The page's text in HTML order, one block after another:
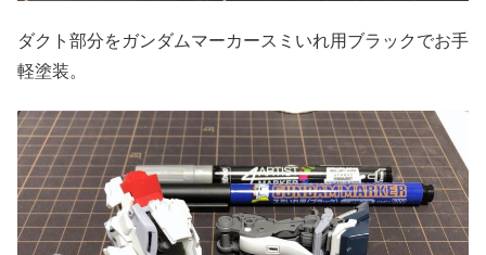
ダクト部分をガンダムマーカースミいれ用ブラックでお手
軽塗装。